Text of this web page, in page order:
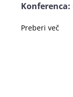
Konferenca:
Preberi več